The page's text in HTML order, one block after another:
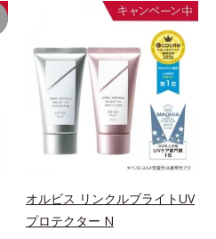
オルビス リンクルブライトUV
プロテクター N